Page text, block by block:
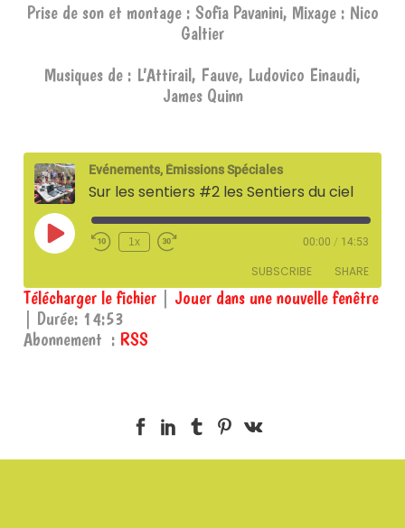
Prise de son et montage : Sofia Pavanini, Mixage : Nico
Galtier
Musiques de : L’Attirail, Fauve, Ludovico Einaudi,
James Quinn
Evénements, Émissions Spéciales
Sur les sentiers #2 les Sentiers du ciel
Play
Episode
1x 00:00 / 14:53
SUBSCRIBE SHARE
RSS
SHARE
Télécharger le fichier
Jouer dans une nouvelle fenêtre
Durée: 14:53
Abonnement : RSS